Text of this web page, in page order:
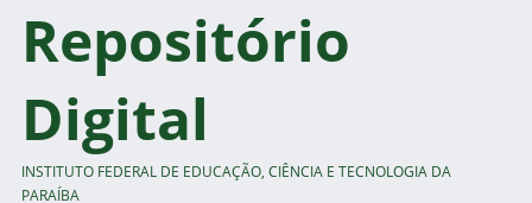
Repositório
Digital
INSTITUTO FEDERAL DE EDUCAÇÃO, CIÊNCIA E TECNOLOGIA DA
PARAÍBA